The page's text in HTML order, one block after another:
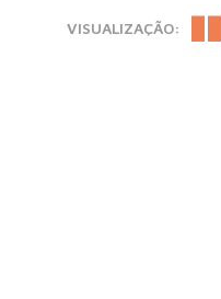
VISUALIZAÇÃO: